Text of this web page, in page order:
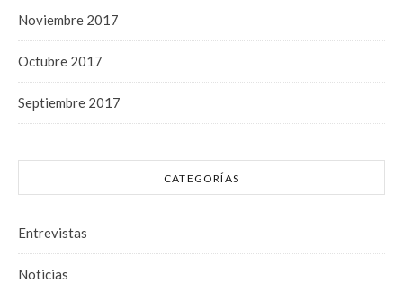
Noviembre 2017
Octubre 2017
Septiembre 2017
CATEGORÍAS
Entrevistas
Noticias